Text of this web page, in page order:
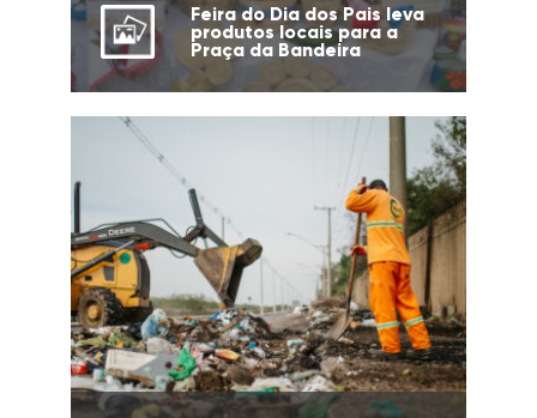
Feira do Dia dos Pais leva
produtos locais para a
Praça da Bandeira